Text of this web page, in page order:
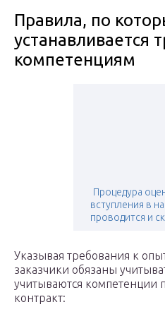
Правила, по
устанавливается
компетенциям
Процедура
вступления в
проводится и
Указывая требования к
заказчики обязаны
учитываются компетенции
контракт: